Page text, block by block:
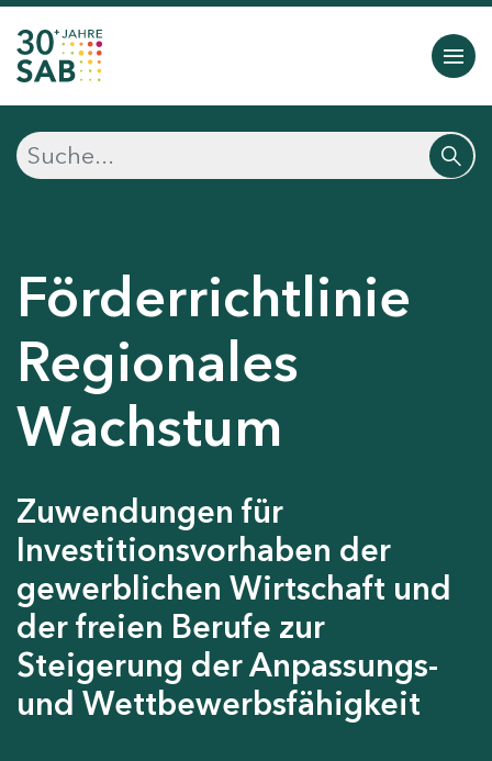
Förderrichtlinie
Regionales
Wachstum
Zuwendungen für
Investitionsvorhaben der
gewerblichen Wirtschaft und
der freien Berufe zur
Steigerung der Anpassungs-
und Wettbewerbsfähigkeit